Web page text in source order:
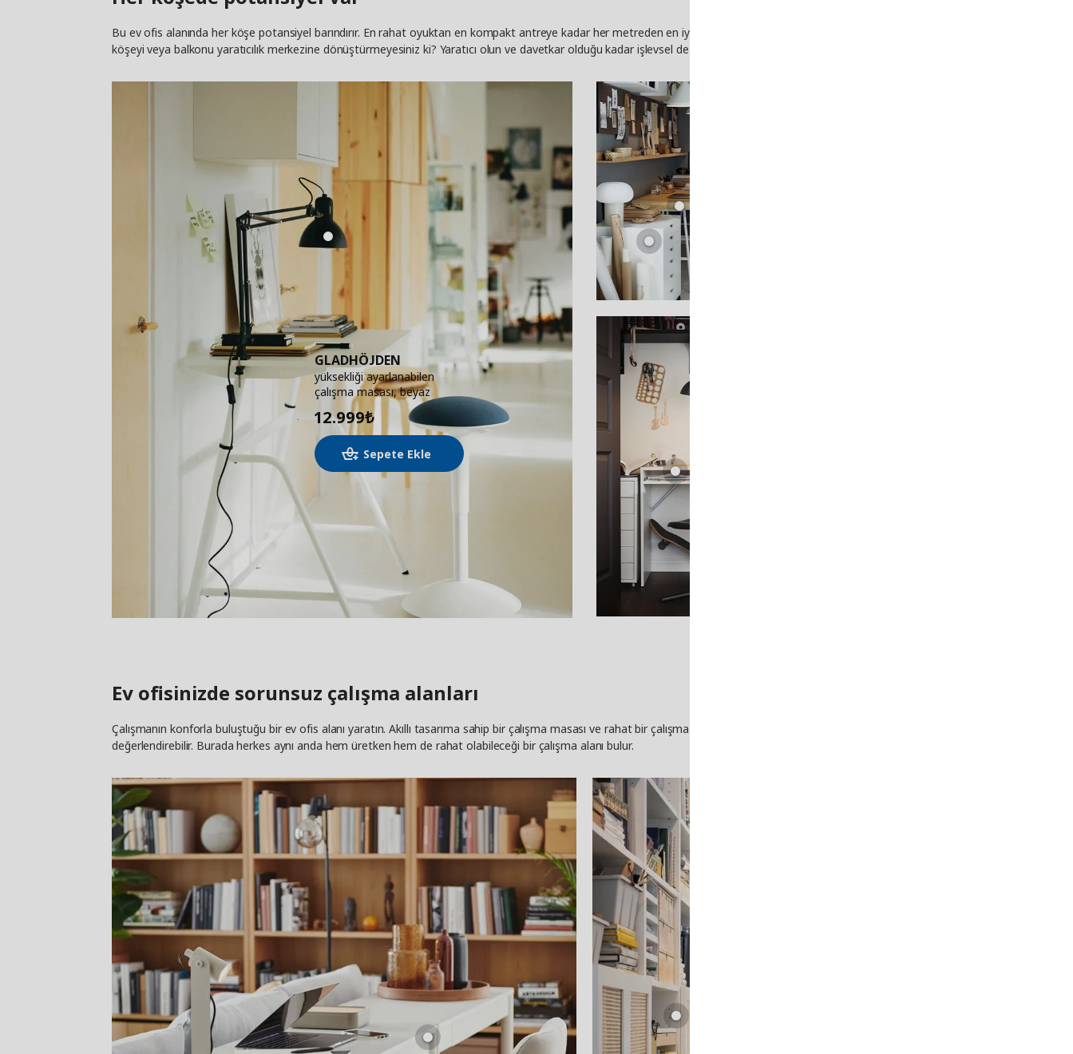
Bu ev ofis alanında her köşe potansiyel barındırır. En rahat oyuktan en kompakt antreye kadar her metreden en iyi şekilde yararlanabileceğinize inanıyoruz. Öyleyse neden boşta duran o
köşeyi veya balkonu yaratıcılık merkezine dönüştürmeyesiniz ki? Yaratıcı olun ve davetkar olduğu kadar işlevsel de olan bir alan yaratın. Sizin eviniz, sizin tuvaliniz!
GLADHÖJDEN
yüksekliği ayarlanabilen
çalışma masası, beyaz
12.999₺
Sepete Ekle
Ev ofisinizde sorunsuz çalışma alanları
Çalışmanın konforla buluştuğu bir ev ofis alanı yaratın. Akıllı tasarıma sahip bir çalışma masası ve rahat bir çalışma sandalyesi yaşam alanınıza uyum sağlayabilir ve her metrekareyi
değerlendirebilir. Burada herkes aynı anda hem üretken hem de rahat olabileceği bir çalışma alanı bulur.